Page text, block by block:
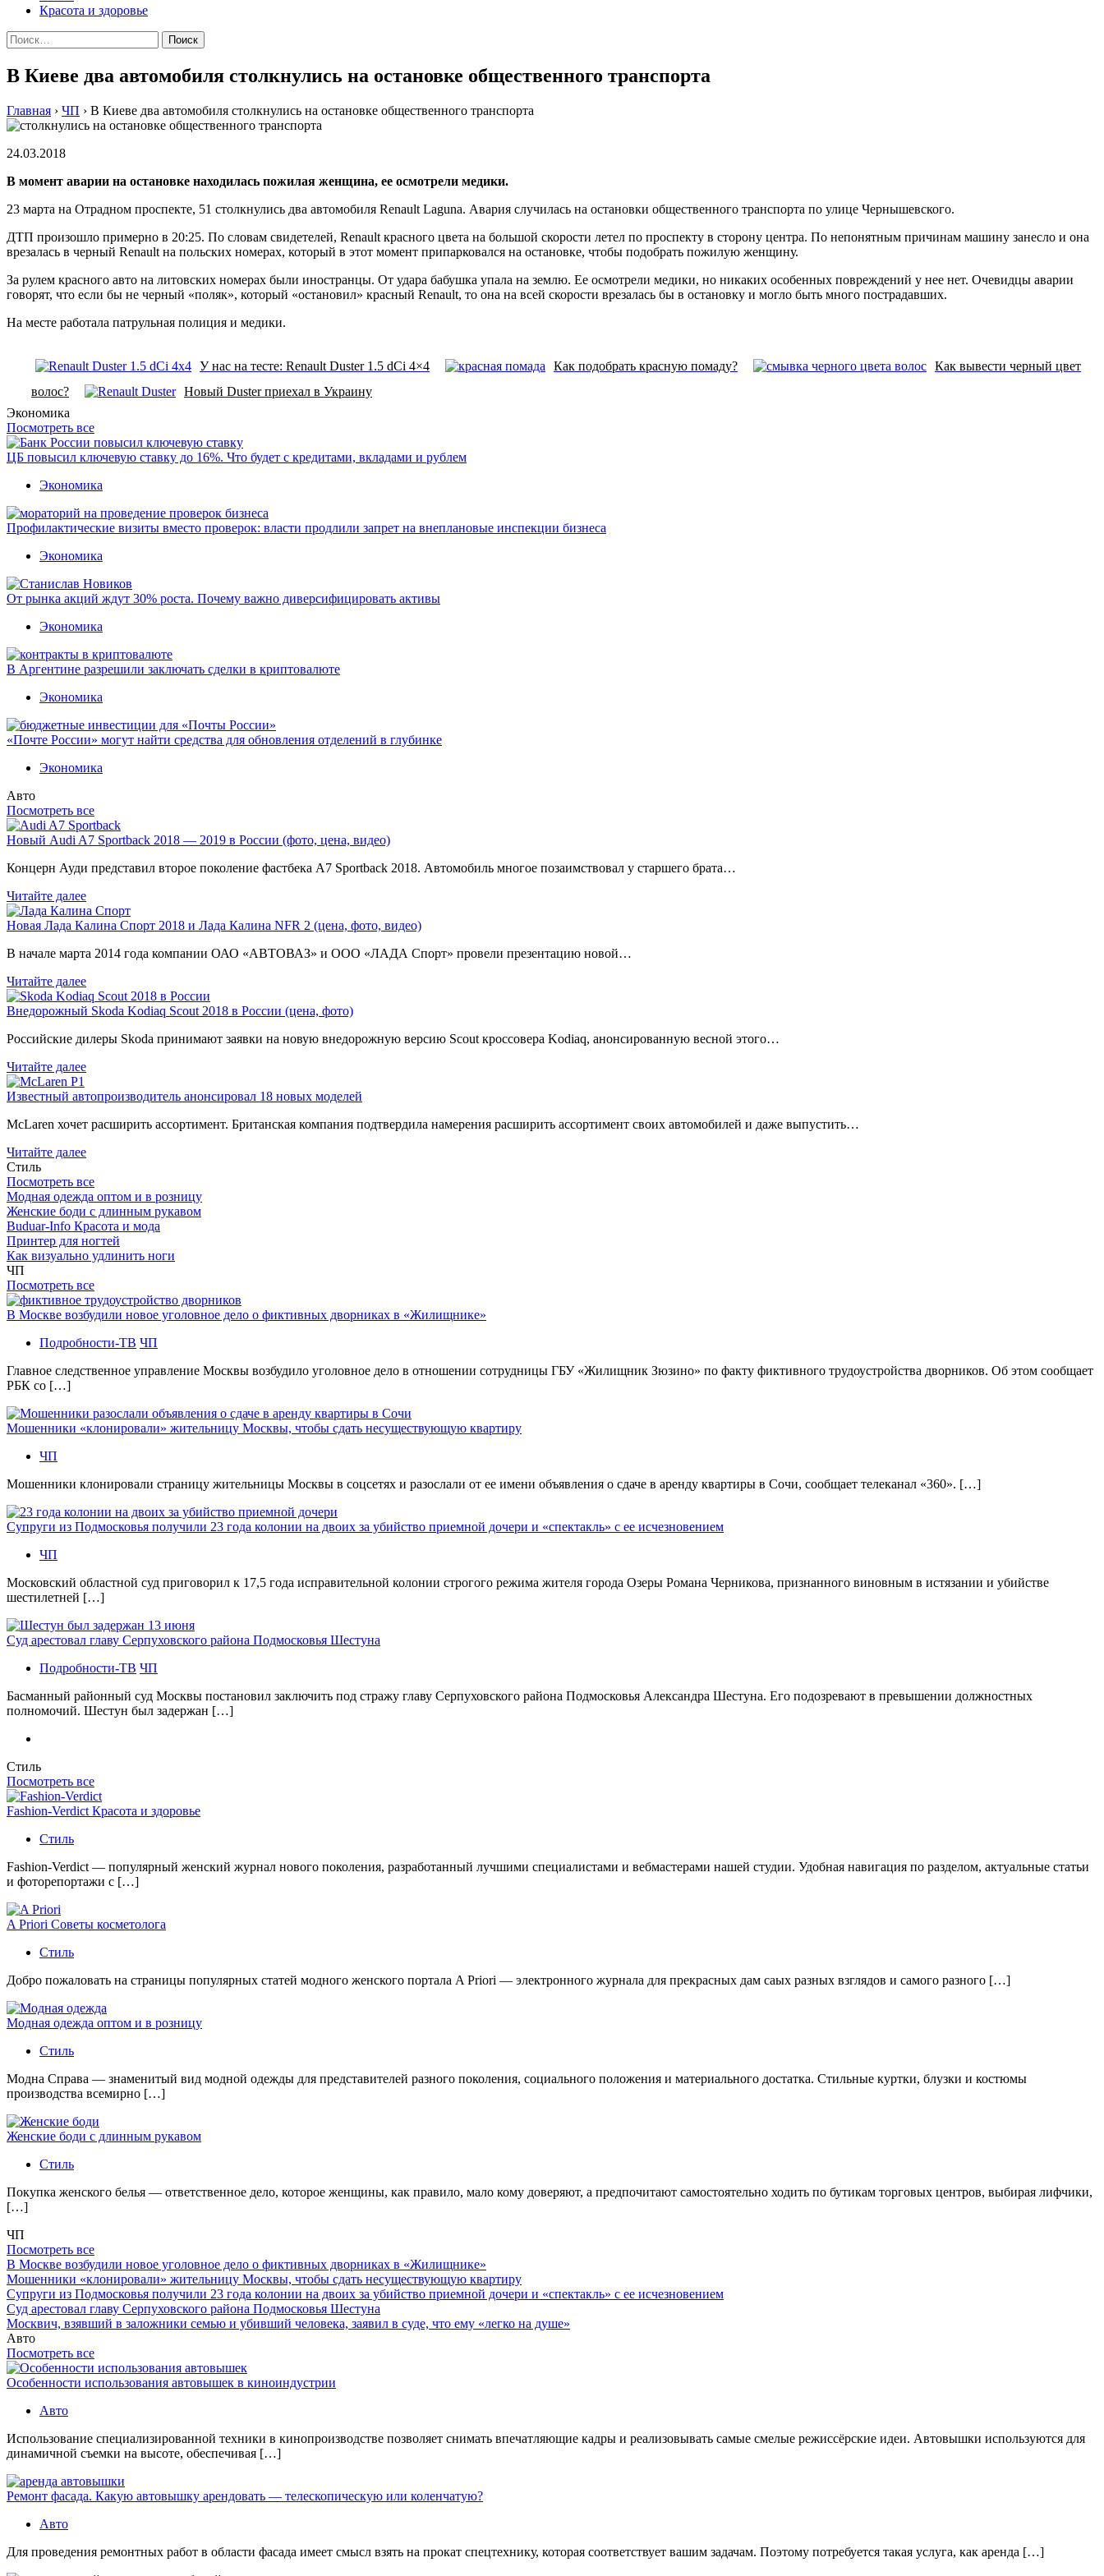
Красота и здоровье
Найти:
В Киеве два автомобиля столкнулись на остановке общественного транспорта
Главная › ЧП › В Киеве два автомобиля столкнулись на остановке общественного транспорта
24.03.2018
В момент аварии на остановке находилась пожилая женщина, ее осмотрели медики.
23 марта на Отрадном проспекте, 51 столкнулись два автомобиля Renault Laguna. Авария случилась на остановки общественного транспорта по улице Чернышевского.
ДТП произошло примерно в 20:25. По словам свидетелей, Renault красного цвета на большой скорости летел по проспекту в сторону центра. По непонятным причинам машину занесло и она
врезалась в черный Renault на польских номерах, который в этот момент припарковался на остановке, чтобы подобрать пожилую женщину.
За рулем красного авто на литовских номерах были иностранцы. От удара бабушка упала на землю. Ее осмотрели медики, но никаких особенных повреждений у нее нет. Очевидцы аварии
говорят, что если бы не черный «поляк», который «остановил» красный Renault, то она на всей скорости врезалась бы в остановку и могло быть много пострадавших.
На месте работала патрульная полиция и медики.
У нас на тесте: Renault Duster 1.5 dCi 4×4 Как подобрать красную помаду?
Как вывести черный цвет
волос?
Новый Duster приехал в Украину
Экономика
Посмотреть все
ЦБ повысил ключевую ставку до 16%. Что будет с кредитами, вкладами и рублем
Экономика
Профилактические визиты вместо проверок: власти продлили запрет на внеплановые инспекции бизнеса
Экономика
От рынка акций ждут 30% роста. Почему важно диверсифицировать активы
Экономика
В Аргентине разрешили заключать сделки в криптовалюте
Экономика
«Почте России» могут найти средства для обновления отделений в глубинке
Экономика
Авто
Посмотреть все
Новый Audi A7 Sportback 2018 — 2019 в России (фото, цена, видео)
Концерн Ауди представил второе поколение фастбека A7 Sportback 2018. Автомобиль многое позаимствовал у старшего брата…
Читайте далее
Новая Лада Калина Спорт 2018 и Лада Калина NFR 2 (цена, фото, видео)
В начале марта 2014 года компании ОАО «АВТОВАЗ» и ООО «ЛАДА Спорт» провели презентацию новой…
Читайте далее
Внедорожный Skoda Kodiaq Scout 2018 в России (цена, фото)
Российские дилеры Skoda принимают заявки на новую внедорожную версию Scout кроссовера Kodiaq, анонсированную весной этого…
Читайте далее
Известный автопроизводитель анонсировал 18 новых моделей
McLaren хочет расширить ассортимент. Британская компания подтвердила намерения расширить ассортимент своих автомобилей и даже выпустить…
Читайте далее
Стиль
Посмотреть все
Модная одежда оптом и в розницу
Женские боди с длинным рукавом
Buduar-Info Красота и мода
Принтер для ногтей
Как визуально удлинить ноги
ЧП
Посмотреть все
В Москве возбудили новое уголовное дело о фиктивных дворниках в «Жилищнике»
Подробности-ТВ ЧП
Главное следственное управление Москвы возбудило уголовное дело в отношении сотрудницы ГБУ «Жилищник Зюзино» по факту фиктивного трудоустройства дворников. Об этом сообщает
РБК со […]
Мошенники «клонировали» жительницу Москвы, чтобы сдать несуществующую квартиру
ЧП
Мошенники клонировали страницу жительницы Москвы в соцсетях и разослали от ее имени объявления о сдаче в аренду квартиры в Сочи, сообщает телеканал «360». […]
Супруги из Подмосковья получили 23 года колонии на двоих за убийство приемной дочери и «спектакль» с ее исчезновением
ЧП
Московский областной суд приговорил к 17,5 года исправительной колонии строгого режима жителя города Озеры Романа Черникова, признанного виновным в истязании и убийстве
шестилетней […]
Суд арестовал главу Серпуховского района Подмосковья Шестуна
Подробности-ТВ ЧП
Басманный районный суд Москвы постановил заключить под стражу главу Серпуховского района Подмосковья Александра Шестуна. Его подозревают в превышении должностных
полномочий. Шестун был задержан […]
Стиль
Посмотреть все
Fashion-Verdict Красота и здоровье
Стиль
Fashion-Verdict — популярный женский журнал нового поколения, разработанный лучшими специалистами и вебмастерами нашей студии. Удобная навигация по разделом, актуальные статьи
и фоторепортажи с […]
A Priori Советы косметолога
Стиль
Добро пожаловать на страницы популярных статей модного женского портала A Priori — электронного журнала для прекрасных дам саых разных взглядов и самого разного […]
Модная одежда оптом и в розницу
Стиль
Модна Справа — знаменитый вид модной одежды для представителей разного поколения, социального положения и материального достатка. Стильные куртки, блузки и костюмы
производства всемирно […]
Женские боди с длинным рукавом
Стиль
Покупка женского белья — ответственное дело, которое женщины, как правило, мало кому доверяют, а предпочитают самостоятельно ходить по бутикам торговых центров, выбирая лифчики,
[…]
ЧП
Посмотреть все
В Москве возбудили новое уголовное дело о фиктивных дворниках в «Жилищнике»
Мошенники «клонировали» жительницу Москвы, чтобы сдать несуществующую квартиру
Супруги из Подмосковья получили 23 года колонии на двоих за убийство приемной дочери и «спектакль» с ее исчезновением
Суд арестовал главу Серпуховского района Подмосковья Шестуна
Москвич, взявший в заложники семью и убивший человека, заявил в суде, что ему «легко на душе»
Авто
Посмотреть все
Особенности использования автовышек в киноиндустрии
Авто
Использование специализированной техники в кинопроизводстве позволяет снимать впечатляющие кадры и реализовывать самые смелые режиссёрские идеи. Автовышки используются для
динамичной съемки на высоте, обеспечивая […]
Ремонт фасада. Какую автовышку арендовать — телескопическую или коленчатую?
Авто
Для проведения ремонтных работ в области фасада имеет смысл взять на прокат спецтехнику, которая соответствует вашим задачам. Поэтому потребуется такая услуга, как аренда […]